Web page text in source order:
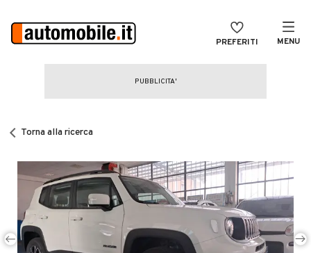
PREFERITI MENU
CERCA
Auto Nuove
Noleggio a lungo termine
Auto d'epoca
Torna alla ricerca